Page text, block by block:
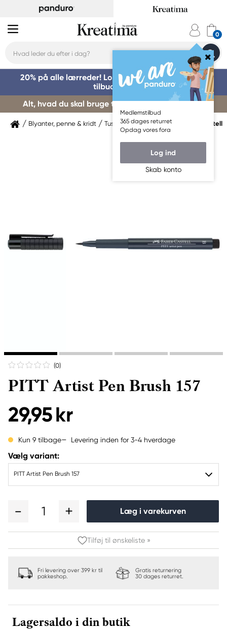
Medlemstilbud
365 dages returret
Opdag vores fora
Log ind
Skab konto
20% på alle lærreder! Log på for at benytte dig af
tilbuddet »
Alt, hvad du skal bruge til kursusstart – køb her »
Blyanter, penne & kridt Tuschpenne & markers Faber-Castell
(0)
PITT Artist Pen Brush 157
29,95 kr
Kun 9 tilbage Levering inden for 3-4 hverdage
Vælg variant:
PITT Artist Pen Brush 157
1 Læg i varekurven
Tilføj til ønskeliste »
Fri levering over 399 kr til
pakkeshop.
Gratis returnering
30 dages returret.
Lagersaldo i din butik